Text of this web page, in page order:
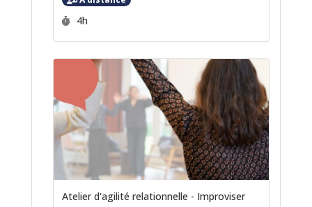
Durée :
4h
Atelier d'agilité relationnelle - Improviser